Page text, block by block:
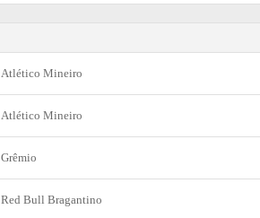
Atlético Mineiro
Atlético Mineiro
Grêmio
Red Bull Bragantino